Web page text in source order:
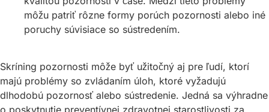
môžu patriť rôzne formy porúch pozornosti alebo iné
poruchy súvisiace so sústredením.
Skríning pozornosti môže byť užitočný aj pre ľudí, ktorí
majú problémy so zvládaním úloh, ktoré vyžadujú
dlhodobú pozornosť alebo sústredenie. Jedná sa výhradne